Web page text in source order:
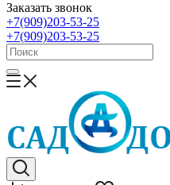
Заказать звонок
+7(909)203-53-25
+7(909)203-53-25